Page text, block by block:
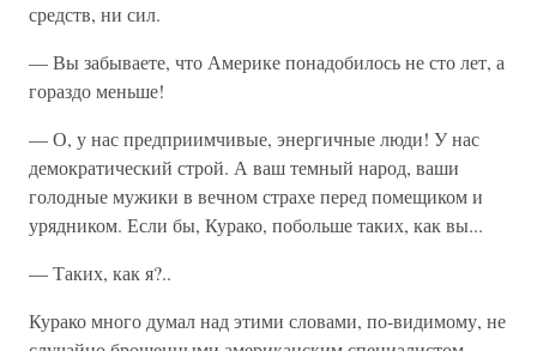
средств, ни сил.
— Вы забываете, что Америке понадобилось не сто лет, а
гораздо меньше!
— О, у нас предприимчивые, энергичные люди! У нас
демократический строй. А ваш темный народ, ваши
голодные мужики в вечном страхе перед помещиком и
урядником. Если бы, Курако, побольше таких, как вы...
— Таких, как я?..
Курако много думал над этими словами, по-видимому, не